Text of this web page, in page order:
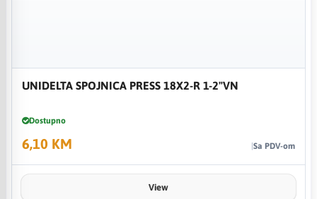
UNIDELTA SPOJNICA PRESS 18X2-R 1-2"VN
Dostupno
6,10 KM Sa PDV-om
View